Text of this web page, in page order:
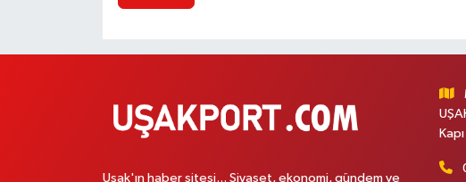
Uşak'ın haber sitesi... Siyaset, ekonomi, gündem ve